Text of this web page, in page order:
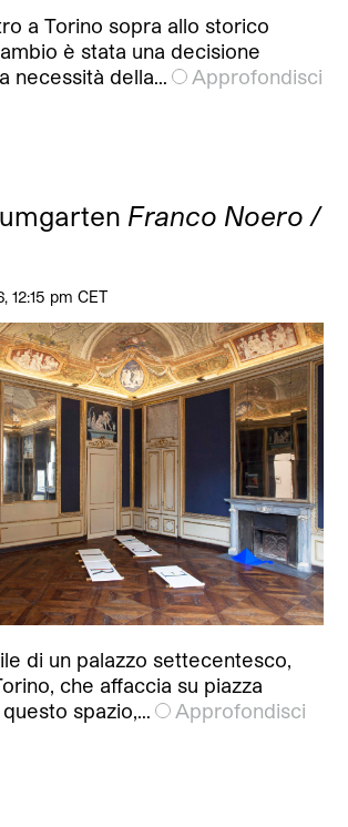
a Torino sopra allo storico
è stata una decisione
necessità della…
Approfondisci
Franco Noero /
12:15 pm CET
di un palazzo settecentesco,
che affaccia su piazza
spazio,…
Approfondisci